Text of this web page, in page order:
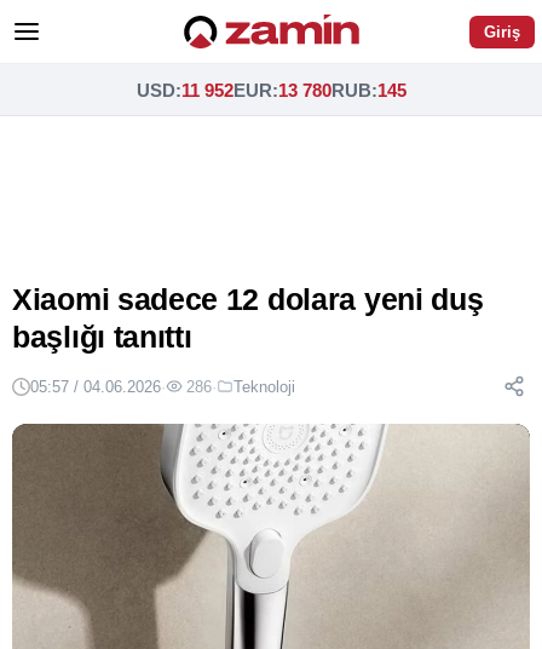
Giriş
USD:11 952EUR:13 780RUB:145
Xiaomi sadece 12 dolara yeni duş
başlığı tanıttı
05:57 / 04.06.2026· 286· Teknoloji